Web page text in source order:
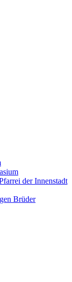
der Innenstadt
Brüder